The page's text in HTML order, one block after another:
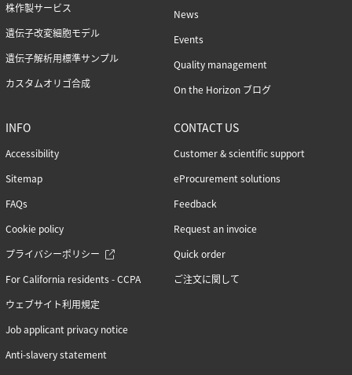
株作製サービス
遺伝子改変細胞モデル
遺伝子解析用標準サンプル
カスタムオリゴ合成
News
Events
Quality management
On the Horizon ブログ
INFO
Accessibility
Sitemap
FAQs
Cookie policy
プライバシーポリシー
For California residents - CCPA
ウェブサイト利用規定
Job applicant privacy notice
Anti-slavery statement
CONTACT US
Customer & scientific support
eProcurement solutions
Feedback
Request an invoice
Quick order
ご注文に関して